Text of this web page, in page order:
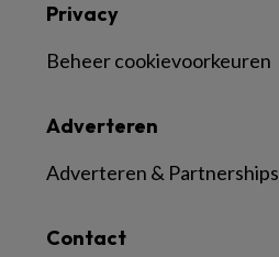
Contact
Adverteren
Adverteren & Partnerships
Privacy
Beheer cookievoorkeuren